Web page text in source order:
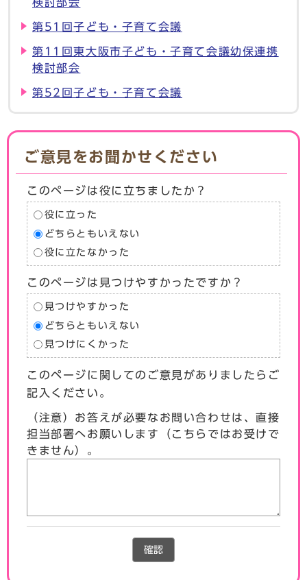
第51回子ども・子育て会議
第11回東大阪市子ども・子育て会議幼保連携
検討部会
第52回子ども・子育て会議
ご意見をお聞かせください
このページは役に立ちましたか？
役に立った
どちらともいえない
役に立たなかった
このページは見つけやすかったですか？
見つけやすかった
どちらともいえない
見つけにくかった
このページに関してのご意見がありましたらご
記入ください。
（注意）お答えが必要なお問い合わせは、直接
担当部署へお願いします（こちらではお受けで
きません）。
確認